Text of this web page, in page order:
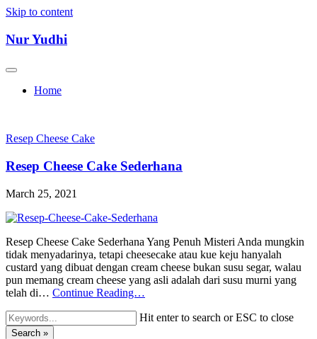
Skip to content
Nur Yudhi
Home
Resep Cheese Cake
Resep Cheese Cake Sederhana
March 25, 2021
Resep Cheese Cake Sederhana Yang Penuh Misteri Anda mungkin
tidak menyadarinya, tetapi cheesecake atau kue keju hanyalah
custard yang dibuat dengan cream cheese bukan susu segar, walau
pun memang cream cheese yang asli adalah dari susu murni yang
telah di… Continue Reading…
Hit enter to search or ESC to close
Search »